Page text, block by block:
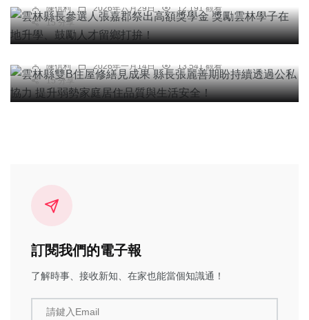
陳信利 2026年六月29日
12,191 觀看
15 分享
綜合新聞
雲林縣雙B住屋修繕見成果 縣長張麗善期盼持續透
陳信利 2026年一月14日
13,541 觀看
15 分享
訂閱我們的電子報
了解時事、接收新知、在家也能當個知識通！
請鍵入Email